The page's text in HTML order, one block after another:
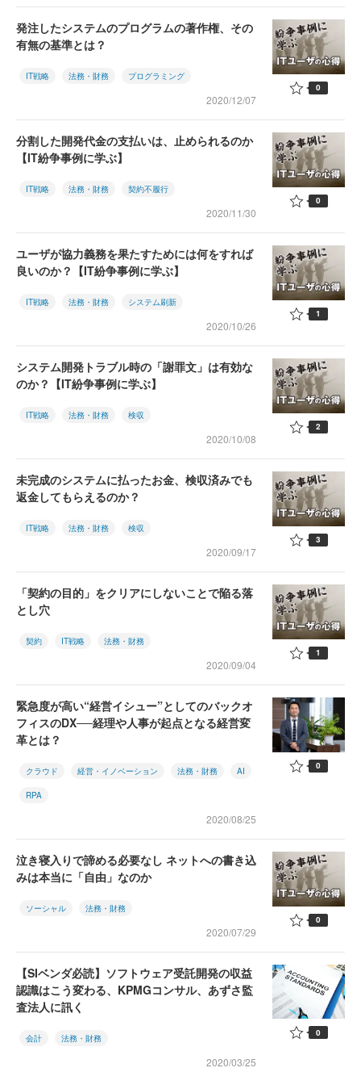
発注したシステムのプログラムの著作権、その
有無の基準とは？
IT戦略 法務・財務 プログラミング
2020/12/07
0
分割した開発代金の支払いは、止められるのか
【IT紛争事例に学ぶ】
IT戦略 法務・財務 契約不履行
2020/11/30
0
ユーザが協力義務を果たすためには何をすれば
良いのか？【IT紛争事例に学ぶ】
IT戦略 法務・財務 システム刷新
2020/10/26
1
システム開発トラブル時の「謝罪文」は有効な
のか？【IT紛争事例に学ぶ】
IT戦略 法務・財務 検収
2020/10/08
2
未完成のシステムに払ったお金、検収済みでも
返金してもらえるのか？
IT戦略 法務・財務 検収
2020/09/17
3
「契約の目的」をクリアにしないことで陥る落
とし穴
契約 IT戦略 法務・財務
2020/09/04
1
緊急度が高い“経営イシュー”としてのバックオ
フィスのDX──経理や人事が起点となる経営変
革とは？
クラウド 経営・イノベーション 法務・財務 AI
RPA
2020/08/25
0
泣き寝入りで諦める必要なし ネットへの書き込
みは本当に「自由」なのか
ソーシャル 法務・財務
2020/07/29
0
【SIベンダ必読】ソフトウェア受託開発の収益
認識はこう変わる、KPMGコンサル、あずさ監
査法人に訊く
会計 法務・財務
2020/03/25
0